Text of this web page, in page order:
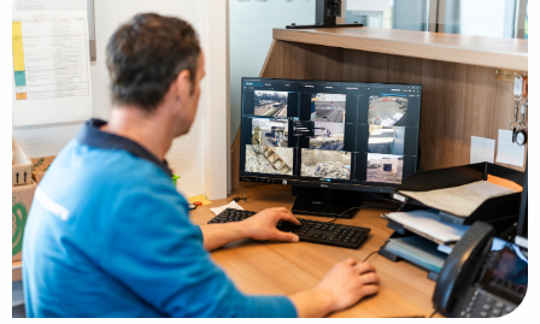
Hoppenbrouwers
bezorgt
PreZero
specialistisch
camerasysteem